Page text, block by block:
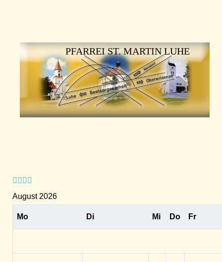
PFARREI ST. MARTIN LUHE
August 2026
Mo Di Mi Do Fr